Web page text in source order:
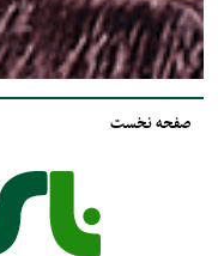
صفحه نخست